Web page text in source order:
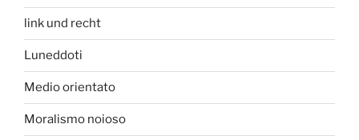
link und recht
Luneddoti
Medio orientato
Moralismo noioso